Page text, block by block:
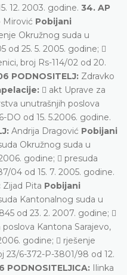
12. 2003. godine. 34. AP
Mirović Pobijani
Okružnog suda u
od 25. 5. 2005. godine; 
broj Rs-114/02 od 20.
PODNOSITELJ: Zdravko
 akt Uprave za
unutrašnjih poslova
DO od 15. 5.2006. godine.
Andrija Dragović Pobijani
Okružnog suda u
godine;  presuda
04 od 15. 7. 2005. godine.
Zijad Pita Pobijani
Kantonalnog suda u
od 23. 2. 2007. godine; 
Kantona Sarajevo,
godine;  rješenje
23/6-372-P-3801/98 od 12.
PODNOSITELJICA: Ilinka